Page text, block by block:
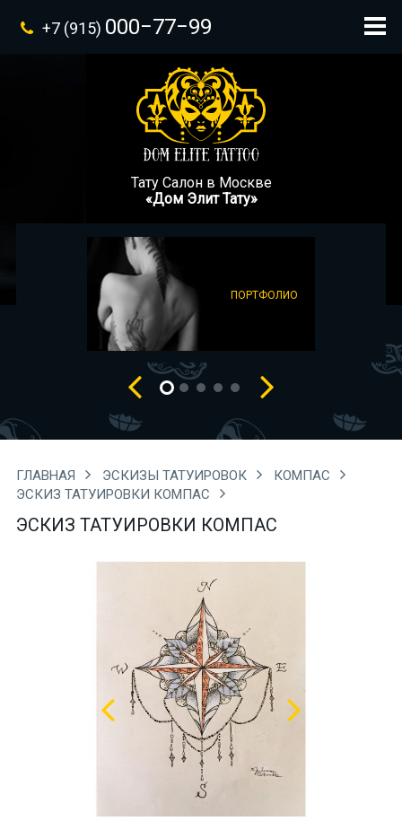
+7 (915) 000−77−99
Тату Салон в Москве
«Дом Элит Тату»
ПОРТФОЛИО
ГЛАВНАЯ ЭСКИЗЫ ТАТУИРОВОК
КОМПАС
ЭСКИЗ ТАТУИРОВКИ КОМПАС
ЭСКИЗ ТАТУИРОВКИ КОМПАС